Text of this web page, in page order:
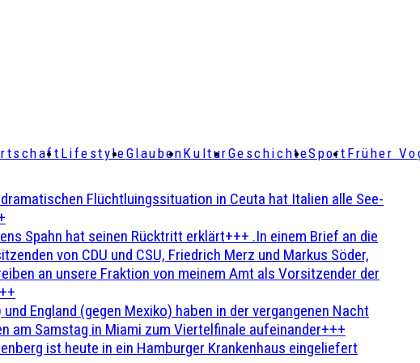
LifestyleGlaubenKulturGeschichteSport Früher
Flüchtluingssituation in Ceuta hat Italien alle See-
Spahn hat seinen Rücktritt erklärt+++ .In einem Brief an die
von CDU und CSU, Friedrich Merz und Markus Söder,
an unsere Fraktion von meinem Amt als Vorsitzender der
England (gegen Mexiko) haben in der vergangenen Nacht
am Samstag in Miami zum Viertelfinale aufeinander+++
ist heute in ein Hamburger Krankenhaus eingeliefert